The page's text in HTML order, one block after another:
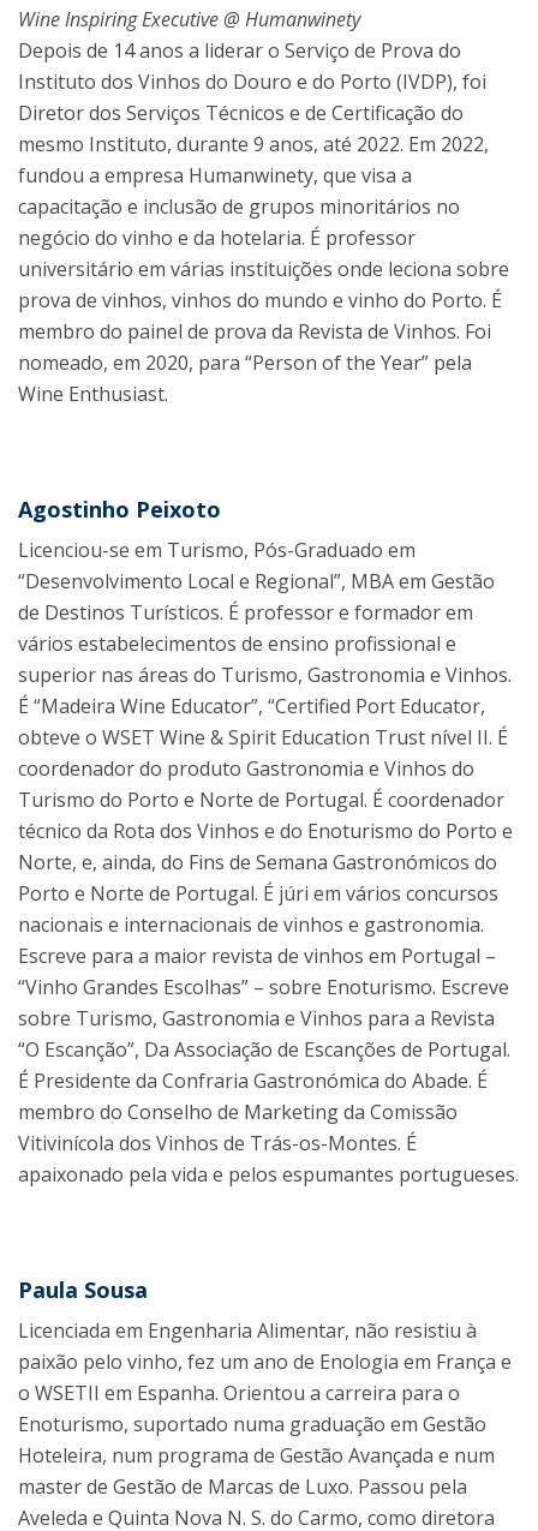
Wine Inspiring Executive @ Humanwinety
Depois de 14 anos a liderar o Serviço de Prova do
Instituto dos Vinhos do Douro e do Porto (IVDP), foi
Diretor dos Serviços Técnicos e de Certificação do
mesmo Instituto, durante 9 anos, até 2022. Em 2022,
fundou a empresa Humanwinety, que visa a
capacitação e inclusão de grupos minoritários no
negócio do vinho e da hotelaria. É professor
universitário em várias instituições onde leciona sobre
prova de vinhos, vinhos do mundo e vinho do Porto. É
membro do painel de prova da Revista de Vinhos. Foi
nomeado, em 2020, para “Person of the Year” pela
Wine Enthusiast.
Agostinho Peixoto
Licenciou-se em Turismo, Pós-Graduado em
“Desenvolvimento Local e Regional”, MBA em Gestão
de Destinos Turísticos. É professor e formador em
vários estabelecimentos de ensino profissional e
superior nas áreas do Turismo, Gastronomia e Vinhos.
É “Madeira Wine Educator”, “Certified Port Educator,
obteve o WSET Wine & Spirit Education Trust nível II. É
coordenador do produto Gastronomia e Vinhos do
Turismo do Porto e Norte de Portugal. É coordenador
técnico da Rota dos Vinhos e do Enoturismo do Porto e
Norte, e, ainda, do Fins de Semana Gastronómicos do
Porto e Norte de Portugal. É júri em vários concursos
nacionais e internacionais de vinhos e gastronomia.
Escreve para a maior revista de vinhos em Portugal –
“Vinho Grandes Escolhas” – sobre Enoturismo. Escreve
sobre Turismo, Gastronomia e Vinhos para a Revista
“O Escanção”, Da Associação de Escanções de Portugal.
É Presidente da Confraria Gastronómica do Abade. É
membro do Conselho de Marketing da Comissão
Vitivinícola dos Vinhos de Trás-os-Montes. É
apaixonado pela vida e pelos espumantes portugueses.
Paula Sousa
Licenciada em Engenharia Alimentar, não resistiu à
paixão pelo vinho, fez um ano de Enologia em França e
o WSETII em Espanha. Orientou a carreira para o
Enoturismo, suportado numa graduação em Gestão
Hoteleira, num programa de Gestão Avançada e num
master de Gestão de Marcas de Luxo. Passou pela
Aveleda e Quinta Nova N. S. do Carmo, como diretora